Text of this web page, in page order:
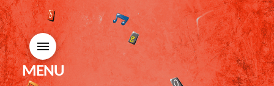
MENU